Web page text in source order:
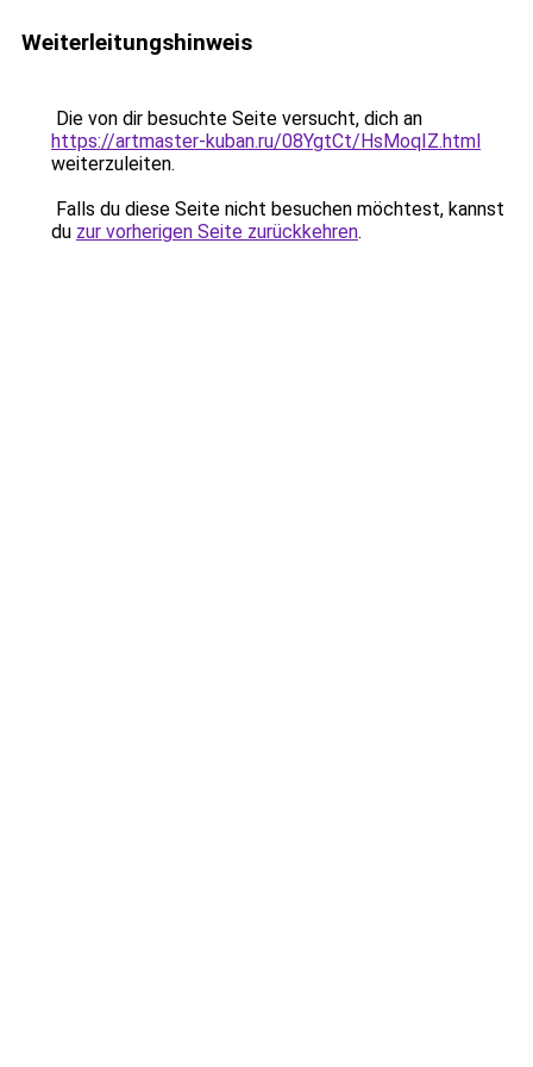
Weiterleitungshinweis
Die von dir besuchte Seite versucht, dich an
https://artmaster-kuban.ru/08YgtCt/HsMoqIZ.html
weiterzuleiten.
Falls du diese Seite nicht besuchen möchtest, kannst
du zur vorherigen Seite zurückkehren.